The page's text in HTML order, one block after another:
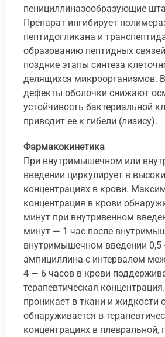
пенициллиназообразующие
Препарат ингибирует
пептидогликана и
образованию пептидных
поздние этапы синтеза
делящихся микроорганизмов.
дефекты оболочки снижают
устойчивость бактериальной
приводит ее к гибели (лизису).
Фармакокинетика
При внутримышечном или
введении циркулирует в
концентрациях в крови.
концентрация в крови
минут при внутривенном
минут — 1 час после
внутримышечном введении 0,5
ампициллина с интервалом
4 — 6 часов в крови
терапевтическая
проникает в ткани и жидкости
обнаруживается в
концентрациях в плевральной,